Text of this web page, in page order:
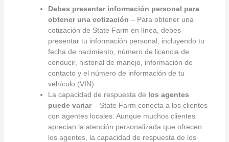
Debes presentar información personal para
obtener una cotización – Para obtener una
cotización de State Farm en línea, debes
presentar tu información personal, incluyendo tu
fecha de nacimiento, número de licencia de
conducir, historial de manejo, información de
contacto y el número de información de tu
vehículo (VIN).
La capacidad de respuesta de los agentes
puede variar– State Farm conecta a los clientes
con agentes locales. Aunque muchos clientes
aprecian la atención personalizada que ofrecen
los agentes, la capacidad de respuesta de los